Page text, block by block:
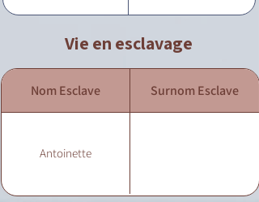
Vie en esclavage
Nom Esclave Surnom Esclave
Antoinette